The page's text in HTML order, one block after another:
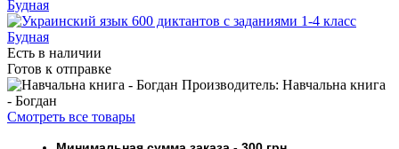
Есть в наличии
Готов к отправке
Производитель: Навчальна книга
- Богдан
Смотреть все товары